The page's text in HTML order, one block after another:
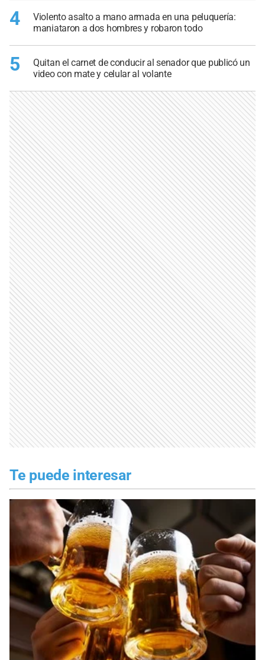
4
Violento asalto a mano armada en una peluquería:
maniataron a dos hombres y robaron todo
5
Quitan el carnet de conducir al senador que publicó un
video con mate y celular al volante
Te puede interesar